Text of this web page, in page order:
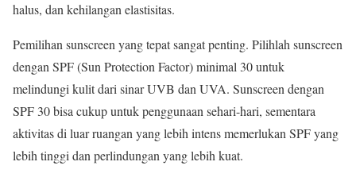
halus, dan kehilangan elastisitas.
Pemilihan sunscreen yang tepat sangat penting. Pilihlah sunscreen
dengan SPF (Sun Protection Factor) minimal 30 untuk
melindungi kulit dari sinar UVB dan UVA. Sunscreen dengan
SPF 30 bisa cukup untuk penggunaan sehari-hari, sementara
aktivitas di luar ruangan yang lebih intens memerlukan SPF yang
lebih tinggi dan perlindungan yang lebih kuat.